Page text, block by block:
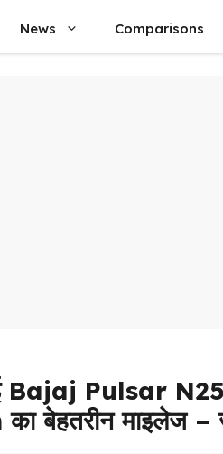
News Comparisons
Pulsar
बेहतरीन माइलेज